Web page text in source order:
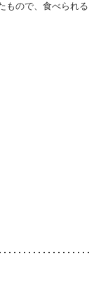
もので、食べられる